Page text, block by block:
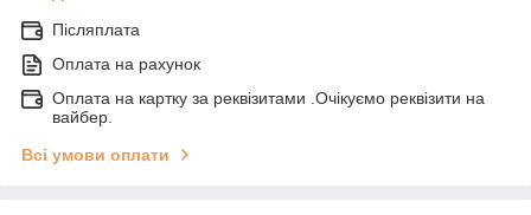
Післяплата
Оплата на рахунок
Оплата на картку за реквізитами .Очікуємо реквізити на
вайбер.
Всі умови оплати